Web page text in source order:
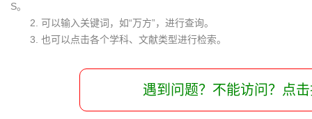
S。
2. 可以输入关键词，如“万方”，进行查询。
3. 也可以点击各个学科、文献类型进行检索。
遇到问题？不能访问？点